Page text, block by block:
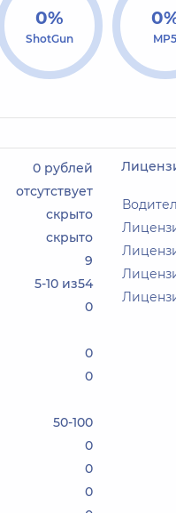
0%
ShotGun MP5
0 рублей
отсутствует
скрыто
скрыто
9
5-10 из54
0
0
0
50-100
0
0
0